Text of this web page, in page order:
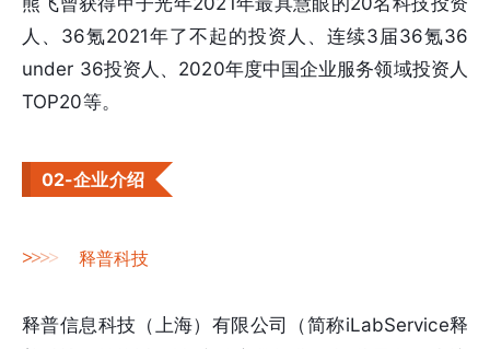
人、36氪2021年了不起的投资人、连续3届36氪36
under 36投资人、2020年度中国企业服务领域投资人
TOP20等。
02-企业介绍
>>>> 释普科技
释普信息科技（上海）有限公司（简称iLabService释